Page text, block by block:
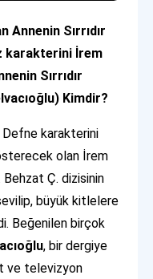
Annenin Sırrıdır
karakterini İrem
Sırrıdır
Kimdir?
Defne karakterini
olan İrem
Behzat Ç. dizisinin
büyük kitlelere
Beğenilen birçok
, bir dergiye
ve televizyon